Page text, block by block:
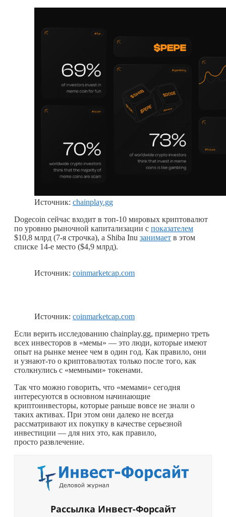
Источник: chainplay.gg
Dogecoin сейчас входит в топ-10 мировых криптовалют
по уровню рыночной капитализации с показателем
$10,8 млрд (7-я строчка), а Shiba Inu занимает в этом
списке 14-е место ($4,9 млрд).
Источник: coinmarketcap.com
Источник: coinmarketcap.com
Если верить исследованию chainplay.gg, примерно треть
всех инвесторов в «мемы» — это люди, которые имеют
опыт на рынке менее чем в один год. Как правило, они
и узнают-то о криптовалютах только после того, как
столкнулись с «мемными» токенами.
Так что можно говорить, что «мемами» сегодня
интересуются в основном начинающие
криптоинвесторы, которые раньше вовсе не знали о
таких активах. При этом они далеко не всегда
рассматривают их покупку в качестве серьезной
инвестиции — для них это, как правило,
просто развлечение.
Рассылка Инвест-Форсайт